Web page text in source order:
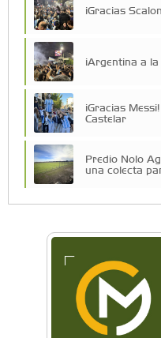
¡Gracias
¡Argentina a
¡Gracias
Castelar
Predio Nolo
una colecta
Facundo
Argentina en lo
Descubrí la
del Club GEI